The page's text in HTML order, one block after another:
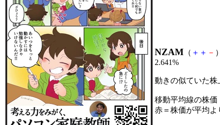
NZAM （ ＋ ＋ －
2.641%
動きの似ていた
移動平均線の株価
赤＝株価が平均